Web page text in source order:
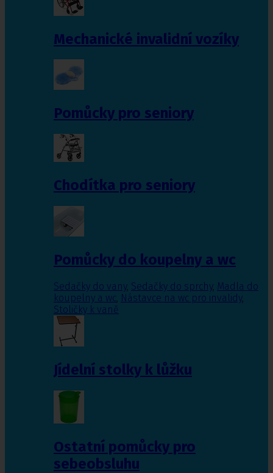
Mechanické invalidní vozíky
Pomůcky pro seniory
Chodítka pro seniory
Pomůcky do koupelny a wc
Sedačky do vany, Sedačky do sprchy, Madla do
koupelny a wc, Nástavce na wc pro invalidy,
Stoličky k vaně
Jídelní stolky k lůžku
Ostatní pomůcky pro
sebeobsluhu